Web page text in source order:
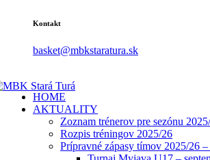
Kontakt
basket@mbkstaratura.sk
HOME
AKTUALITY
Zoznam trénerov pre sezónu
Rozpis tréningov 2025/26
Prípravné zápasy tímov 2025/26